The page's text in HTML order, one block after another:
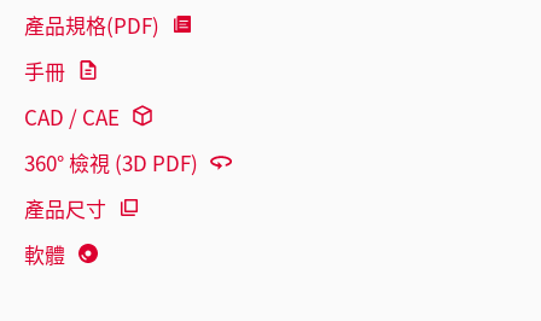
產品規格(PDF)
手冊
CAD / CAE
360° 檢視 (3D PDF)
產品尺寸
軟體